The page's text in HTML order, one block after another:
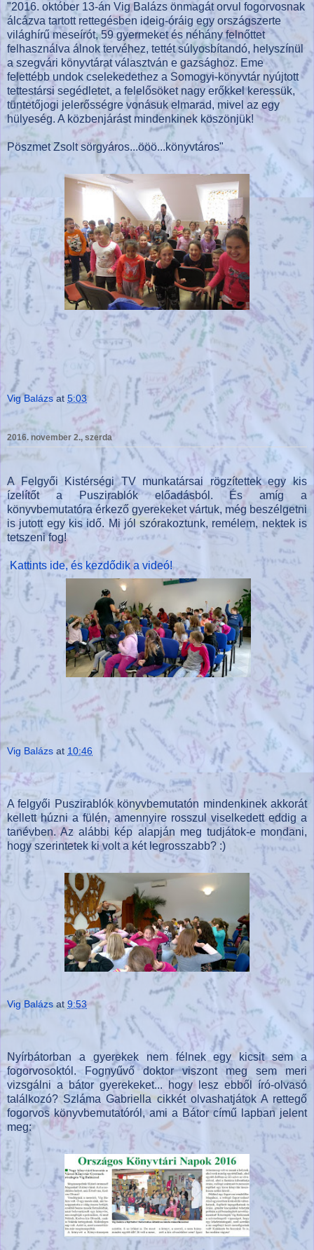
"2016. október 13-án Vig Balázs önmagát orvul fogorvosnak
álcázva tartott rettegésben ideig-óráig egy országszerte
világhírű meseírót, 59 gyermeket és néhány felnőttet
felhasználva álnok tervéhez, tettét súlyosbítandó, helyszínül
a szegvári könyvtárat választván e gazsághoz. Eme
felettébb undok cselekedethez a Somogyi-könyvtár nyújtott
tettestársi segédletet, a felelősöket nagy erőkkel keressük,
tüntetőjogi jelerősségre vonásuk elmarad, mivel az egy
hülyeség. A közbenjárást mindenkinek köszönjük!
Pöszmet Zsolt sörgyáros...ööö...könyvtáros"
Vig Balázs at 5:03
2016. november 2., szerda
A Felgyői Kistérségi TV munkatársai rögzítettek egy kis
ízelítőt a Puszirablók előadásból. És amíg a
könyvbemutatóra érkező gyerekeket vártuk, még beszélgetni
is jutott egy kis idő. Mi jól szórakoztunk, remélem, nektek is
tetszeni fog!
Kattints ide, és kezdődik a videó!
Vig Balázs at 10:46
A felgyői Puszirablók könyvbemutatón mindenkinek akkorát
kellett húzni a fülén, amennyire rosszul viselkedett eddig a
tanévben. Az alábbi kép alapján meg tudjátok-e mondani,
hogy szerintetek ki volt a két legrosszabb? :)
Vig Balázs at 9:53
Nyírbátorban a gyerekek nem félnek egy kicsit sem a
fogorvosoktól. Fognyűvő doktor viszont meg sem meri
vizsgálni a bátor gyerekeket... hogy lesz ebből író-olvasó
találkozó? Szláma Gabriella cikkét olvashatjátok A rettegő
fogorvos könyvbemutatóról, ami a Bátor című lapban jelent
meg: